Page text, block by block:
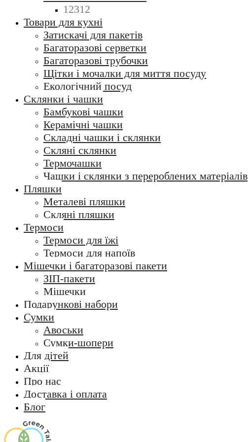
12312
Товари для кухні
Затискачі для пакетів
Багаторазові серветки
Багаторазові трубочки
Щітки і мочалки для миття посуду
Екологічний посуд
Склянки і чашки
Бамбукові чашки
Керамічні чашки
Складні чашки і склянки
Скляні склянки
Термочашки
Чашки і склянки з перероблених матеріалів
Пляшки
Металеві пляшки
Скляні пляшки
Термоси
Термоси для їжі
Термоси для напоїв
Мішечки і багаторазові пакети
ЗІП-пакети
Мішечки
Подарункові набори
Сумки
Авоськи
Сумки-шопери
Для дітей
Акції
Про нас
Доставка і оплата
Блог